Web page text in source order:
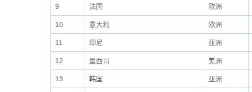
9 法国 欧洲
10 意大利 欧洲
11 印尼 亚洲
12 墨西哥 美洲
13 韩国 亚洲